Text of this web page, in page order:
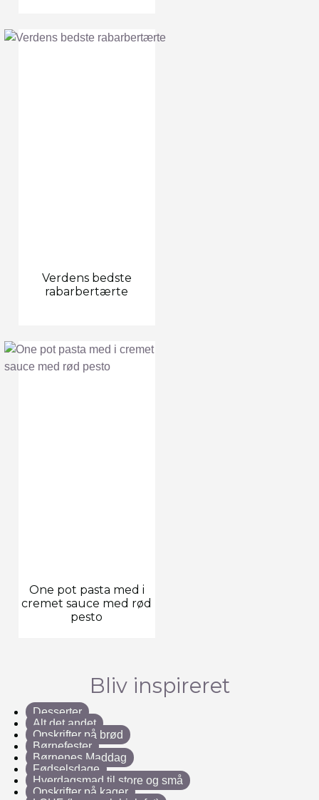
Verdens bedste
rabarbertærte
One pot pasta med i
cremet sauce med rød
pesto
Bliv inspireret
Desserter
Alt det andet
Opskrifter på brød
Børnefester
Børnenes Maddag
Fødselsdage
Hverdagsmad til store og små
Opskrifter på kager